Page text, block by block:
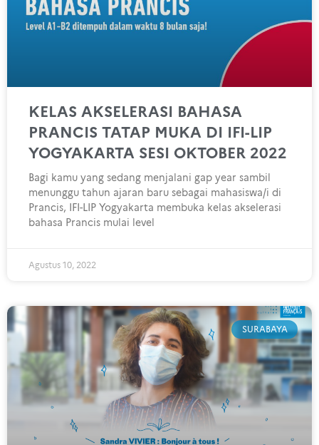
KELAS AKSELERASI BAHASA
PRANCIS TATAP MUKA DI IFI-LIP
YOGYAKARTA SESI OKTOBER 2022
Bagi kamu yang sedang menjalani gap year sambil
menunggu tahun ajaran baru sebagai mahasiswa/i di
Prancis, IFI-LIP Yogyakarta membuka kelas akselerasi
bahasa Prancis mulai level
Agustus 10, 2022
SURABAYA